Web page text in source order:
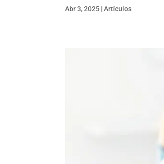
Abr 3, 2025 |Artículos